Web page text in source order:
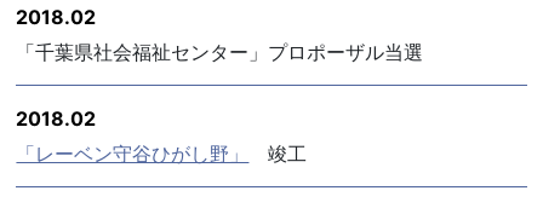
2018.02
「千葉県社会福祉センター」プロポーザル当選
2018.02
「レーベン守谷ひがし野」
竣工